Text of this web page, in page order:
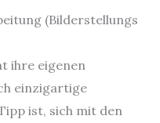
(Bilderstellungs
ihre eigenen
einzigartige
ist, sich mit den